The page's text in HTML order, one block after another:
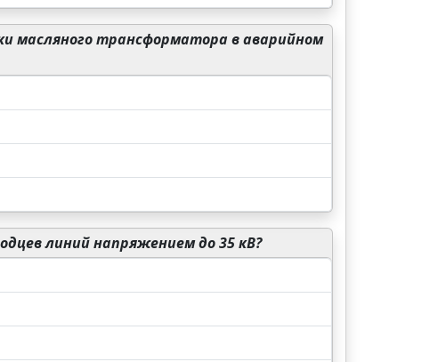
масляного трансформатора в аварийном
линий напряжением до 35 кВ?